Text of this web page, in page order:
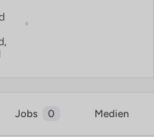
Jobs 0 Medien